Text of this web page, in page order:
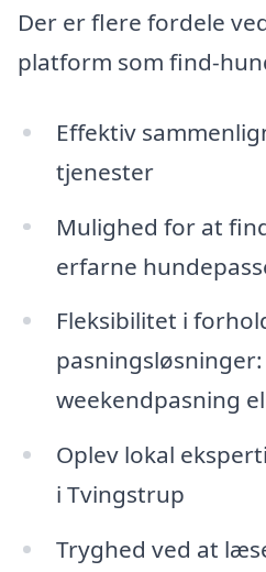
Der er flere fordele
platform som find-
Effektiv
tjenester
Mulighed for at
erfarne
Fleksibilitet i
weekendpasning
Oplev lokal
i Tvingstrup
Tryghed ved at